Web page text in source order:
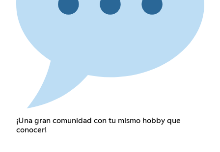
¡Una gran comunidad con tu mismo hobby que
conocer!